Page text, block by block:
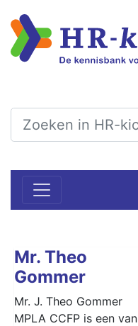
Mr. Theo
Gommer
Mr. J. Theo Gommer
MPLA CCFP is een van